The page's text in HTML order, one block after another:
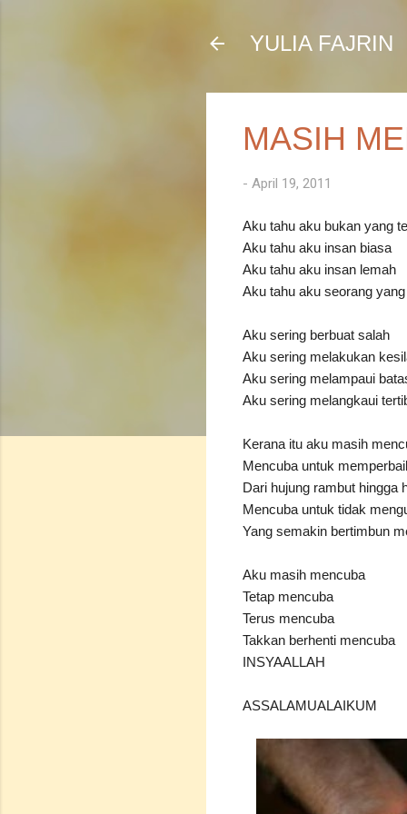
YULIA FAJRIN
MASIH
- April 19, 2011
Aku tahu aku bukan yang
Aku tahu aku insan biasa
Aku tahu aku insan lemah
Aku tahu aku seorang
Aku sering berbuat salah
Aku sering melakukan
Aku sering melampaui
Aku sering melangkaui
Kerana itu aku masih
Mencuba untuk
Dari hujung rambut hingga
Mencuba untuk tidak
Yang semakin bertimbun
Aku masih mencuba
Tetap mencuba
Terus mencuba
Takkan berhenti mencuba
INSYAALLAH
ASSALAMUALAIKUM